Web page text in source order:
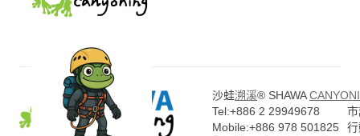
沙蛙溯溪® SHAWA
Tel:+886 2 29949678
Mobile:+886 978 501825